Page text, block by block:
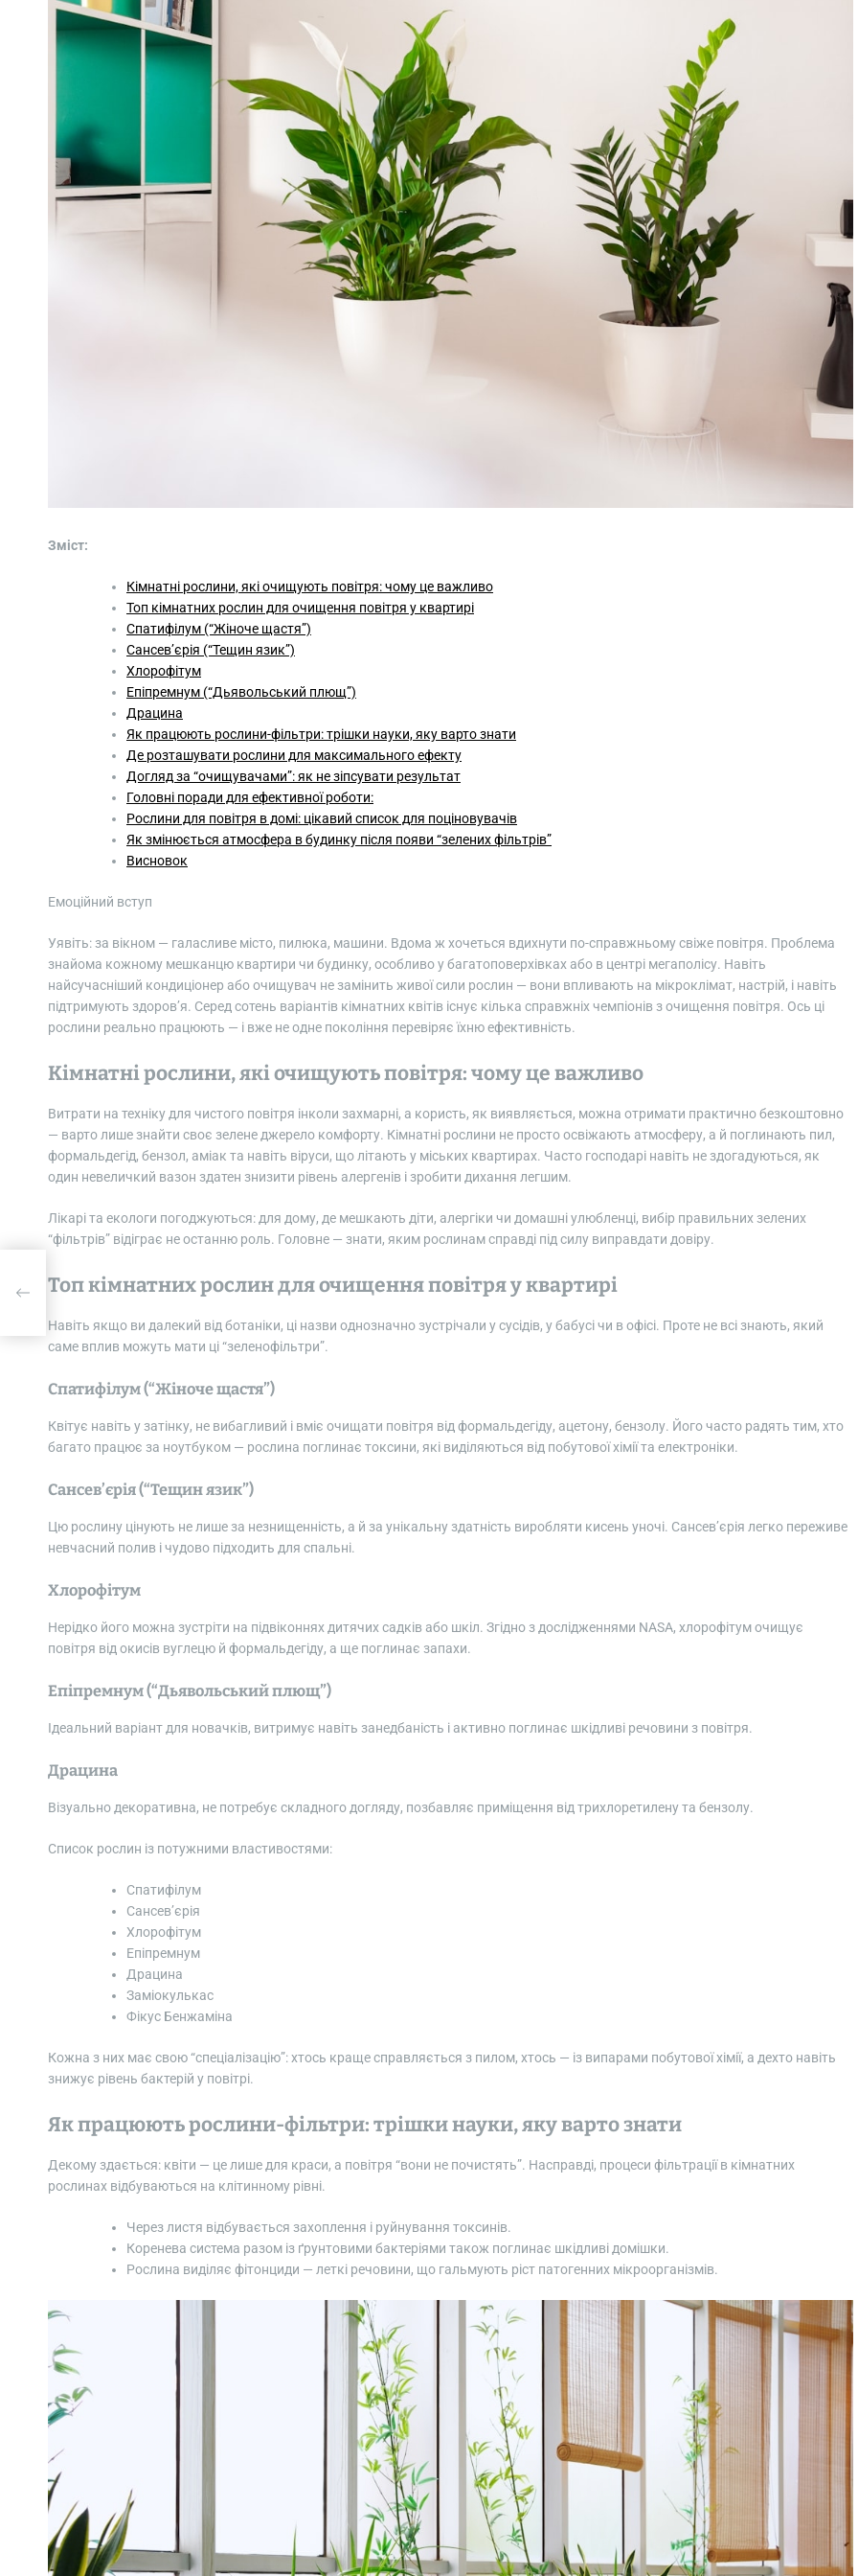
Зміст:
Кімнатні рослини, які очищують повітря: чому це важливо
Топ кімнатних рослин для очищення повітря у квартирі
Спатифілум (“Жіноче щастя”)
Сансев’єрія (“Тещин язик”)
Хлорофітум
Епіпремнум (“Дьявольський плющ”)
Драцина
Як працюють рослини-фільтри: трішки науки, яку варто знати
Де розташувати рослини для максимального ефекту
Догляд за “очищувачами”: як не зіпсувати результат
Головні поради для ефективної роботи:
Рослини для повітря в домі: цікавий список для поціновувачів
Як змінюється атмосфера в будинку після появи “зелених фільтрів”
Висновок
Емоційний вступ
Уявіть: за вікном — галасливе місто, пилюка, машини. Вдома ж хочеться вдихнути по-справжньому свіже повітря. Проблема
знайома кожному мешканцю квартири чи будинку, особливо у багатоповерхівках або в центрі мегаполісу. Навіть
найсучасніший кондиціонер або очищувач не замінить живої сили рослин — вони впливають на мікроклімат, настрій, і навіть
підтримують здоров’я. Серед сотень варіантів кімнатних квітів існує кілька справжніх чемпіонів з очищення повітря. Ось ці
рослини реально працюють — і вже не одне покоління перевіряє їхню ефективність.
Кімнатні рослини, які очищують повітря: чому це важливо
Витрати на техніку для чистого повітря інколи захмарні, а користь, як виявляється, можна отримати практично безкоштовно
— варто лише знайти своє зелене джерело комфорту. Кімнатні рослини не просто освіжають атмосферу, а й поглинають пил,
формальдегід, бензол, аміак та навіть віруси, що літають у міських квартирах. Часто господарі навіть не здогадуються, як
один невеличкий вазон здатен знизити рівень алергенів і зробити дихання легшим.
Лікарі та екологи погоджуються: для дому, де мешкають діти, алергіки чи домашні улюбленці, вибір правильних зелених
“фільтрів” відіграє не останню роль. Головне — знати, яким рослинам справді під силу виправдати довіру.
Топ кімнатних рослин для очищення повітря у квартирі
Навіть якщо ви далекий від ботаніки, ці назви однозначно зустрічали у сусідів, у бабусі чи в офісі. Проте не всі знають, який
саме вплив можуть мати ці “зеленофільтри”.
Спатифілум (“Жіноче щастя”)
Квітує навіть у затінку, не вибагливий і вміє очищати повітря від формальдегіду, ацетону, бензолу. Його часто радять тим, хто
багато працює за ноутбуком — рослина поглинає токсини, які виділяються від побутової хімії та електроніки.
Сансев’єрія (“Тещин язик”)
Цю рослину цінують не лише за незнищенність, а й за унікальну здатність виробляти кисень уночі. Сансев’єрія легко переживе
невчасний полив і чудово підходить для спальні.
Хлорофітум
Нерідко його можна зустріти на підвіконнях дитячих садків або шкіл. Згідно з дослідженнями NASA, хлорофітум очищує
повітря від окисів вуглецю й формальдегіду, а ще поглинає запахи.
Епіпремнум (“Дьявольський плющ”)
Ідеальний варіант для новачків, витримує навіть занедбаність і активно поглинає шкідливі речовини з повітря.
Драцина
Візуально декоративна, не потребує складного догляду, позбавляє приміщення від трихлоретилену та бензолу.
Список рослин із потужними властивостями:
Спатифілум
Сансев’єрія
Хлорофітум
Епіпремнум
Драцина
Заміокулькас
Фікус Бенжаміна
Кожна з них має свою “спеціалізацію”: хтось краще справляється з пилом, хтось — із випарами побутової хімії, а дехто навіть
знижує рівень бактерій у повітрі.
Як працюють рослини-фільтри: трішки науки, яку варто знати
Декому здається: квіти — це лише для краси, а повітря “вони не почистять”. Насправді, процеси фільтрації в кімнатних
рослинах відбуваються на клітинному рівні.
Через листя відбувається захоплення і руйнування токсинів.
Коренева система разом із ґрунтовими бактеріями також поглинає шкідливі домішки.
Рослина виділяє фітонциди — леткі речовини, що гальмують ріст патогенних мікроорганізмів.